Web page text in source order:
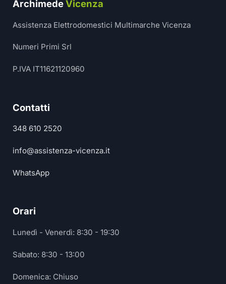
ArchimedeVicenza
Assistenza Elettrodomestici Multimarche Vicenza
Numeri Primi Srl
P.IVA IT11621120960
Contatti
348 610 2520
info@assistenza-vicenza.it
WhatsApp
Orari
Lunedì - Venerdì: 8:30 - 19:30
Sabato: 8:30 - 13:00
Domenica: Chiuso